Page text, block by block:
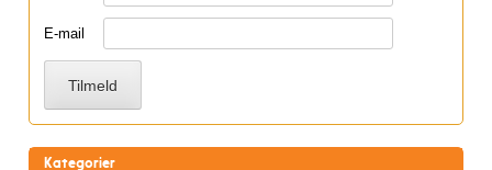
E-mail
Kategorier